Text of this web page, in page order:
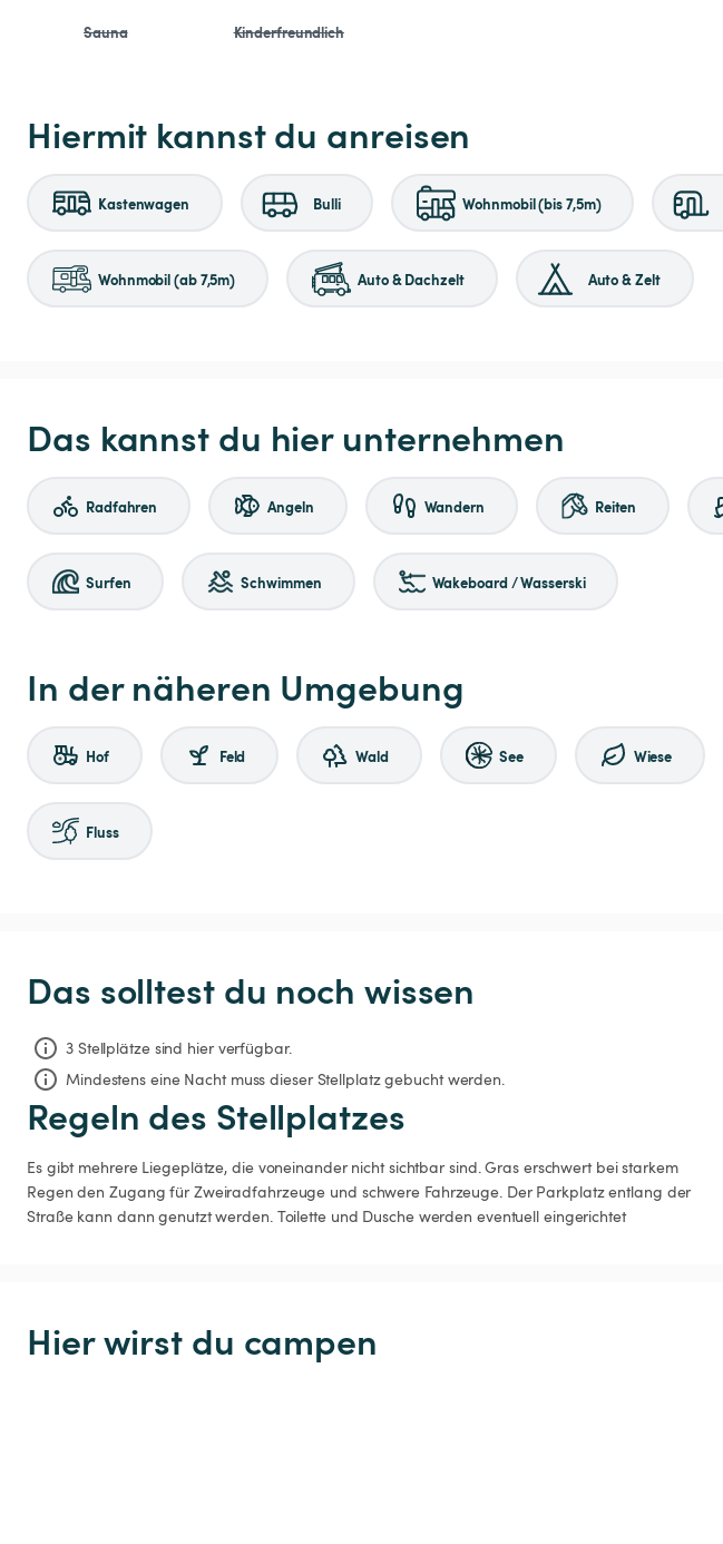
Sauna Kinderfreundlich
Hiermit kannst du anreisen
Kastenwagen Bulli Wohnmobil (bis 7,5m)
Wohnmobil (ab 7,5m) Auto & Dachzelt Auto & Zelt
Das kannst du hier unternehmen
Radfahren Angeln Wandern Reiten
Surfen Schwimmen Wakeboard / Wasserski
In der näheren Umgebung
Hof Feld Wald See Wiese
Fluss
Das solltest du noch wissen
3 Stellplätze sind hier verfügbar.
Mindestens eine Nacht muss dieser Stellplatz gebucht werden.
Regeln des Stellplatzes
Es gibt mehrere Liegeplätze, die voneinander nicht sichtbar sind. Gras erschwert bei starkem
Regen den Zugang für Zweiradfahrzeuge und schwere Fahrzeuge. Der Parkplatz entlang der
Straße kann dann genutzt werden. Toilette und Dusche werden eventuell eingerichtet
Hier wirst du campen